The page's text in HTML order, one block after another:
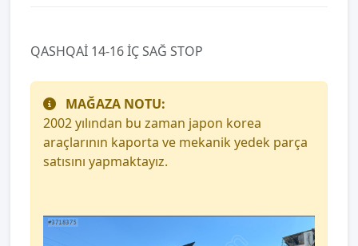
QASHQAİ 14-16 İÇ SAĞ STOP
MAĞAZA NOTU:
2002 yılından bu zaman japon korea
araçlarının kaporta ve mekanik yedek parça
satısını yapmaktayız.